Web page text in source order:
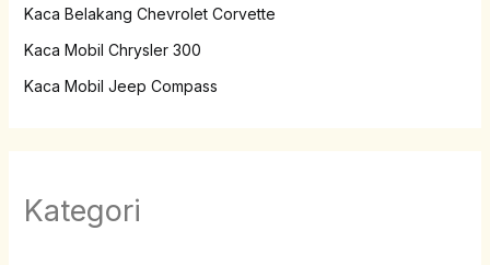
Kaca Belakang Chevrolet Corvette
Kaca Mobil Chrysler 300
Kaca Mobil Jeep Compass
Kategori